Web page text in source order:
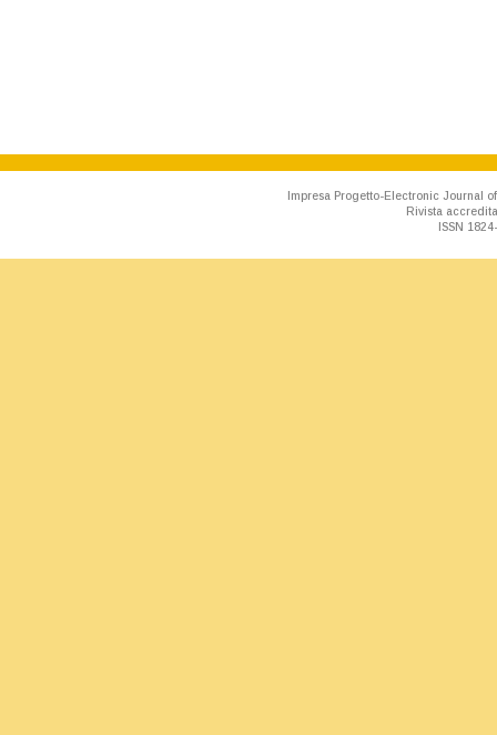
Impresa Progetto-Electronic Journal
Rivista
ISSN